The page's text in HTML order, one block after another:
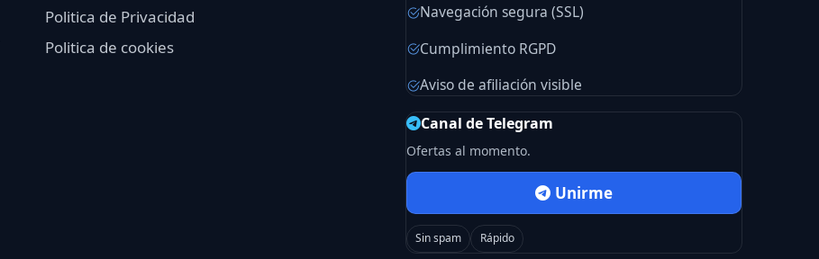
Politica de Privacidad
Politica de cookies
Navegación segura (SSL)
Cumplimiento RGPD
Aviso de afiliación visible
Canal de Telegram
Ofertas al momento.
Unirme
Sin spam Rápido